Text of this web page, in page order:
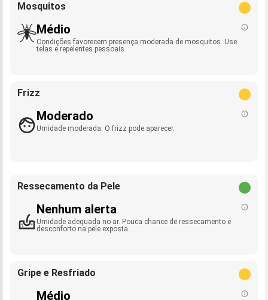
Mosquitos
Médio
Condições favorecem presença moderada de mosquitos. Use
telas e repelentes pessoais.
Frizz
Moderado
Umidade moderada. O frizz pode aparecer.
Ressecamento da Pele
Nenhum alerta
Umidade adequada no ar. Pouca chance de ressecamento e
desconforto na pele exposta.
Gripe e Resfriado
Médio